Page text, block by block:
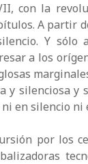
con la
A partir
Y sólo
a los
y silenciosa
en silencio ni
por los